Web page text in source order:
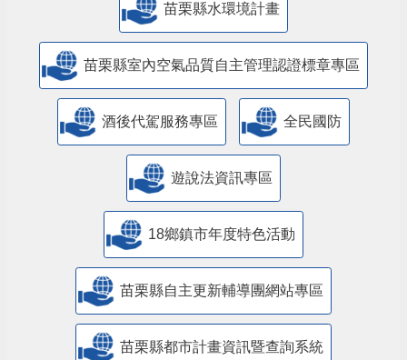
苗栗縣水環境計畫
苗栗縣室內空氣品質自主管理認證標章專區
酒後代駕服務專區 全民國防
遊說法資訊專區
18鄉鎮市年度特色活動
苗栗縣自主更新輔導團網站專區
苗栗縣都市計畫資訊暨查詢系統